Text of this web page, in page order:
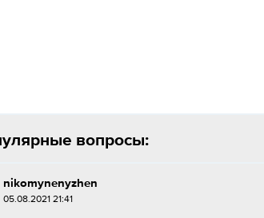
вопросы:
nikomynenyzhen
05.08.2021 21:41